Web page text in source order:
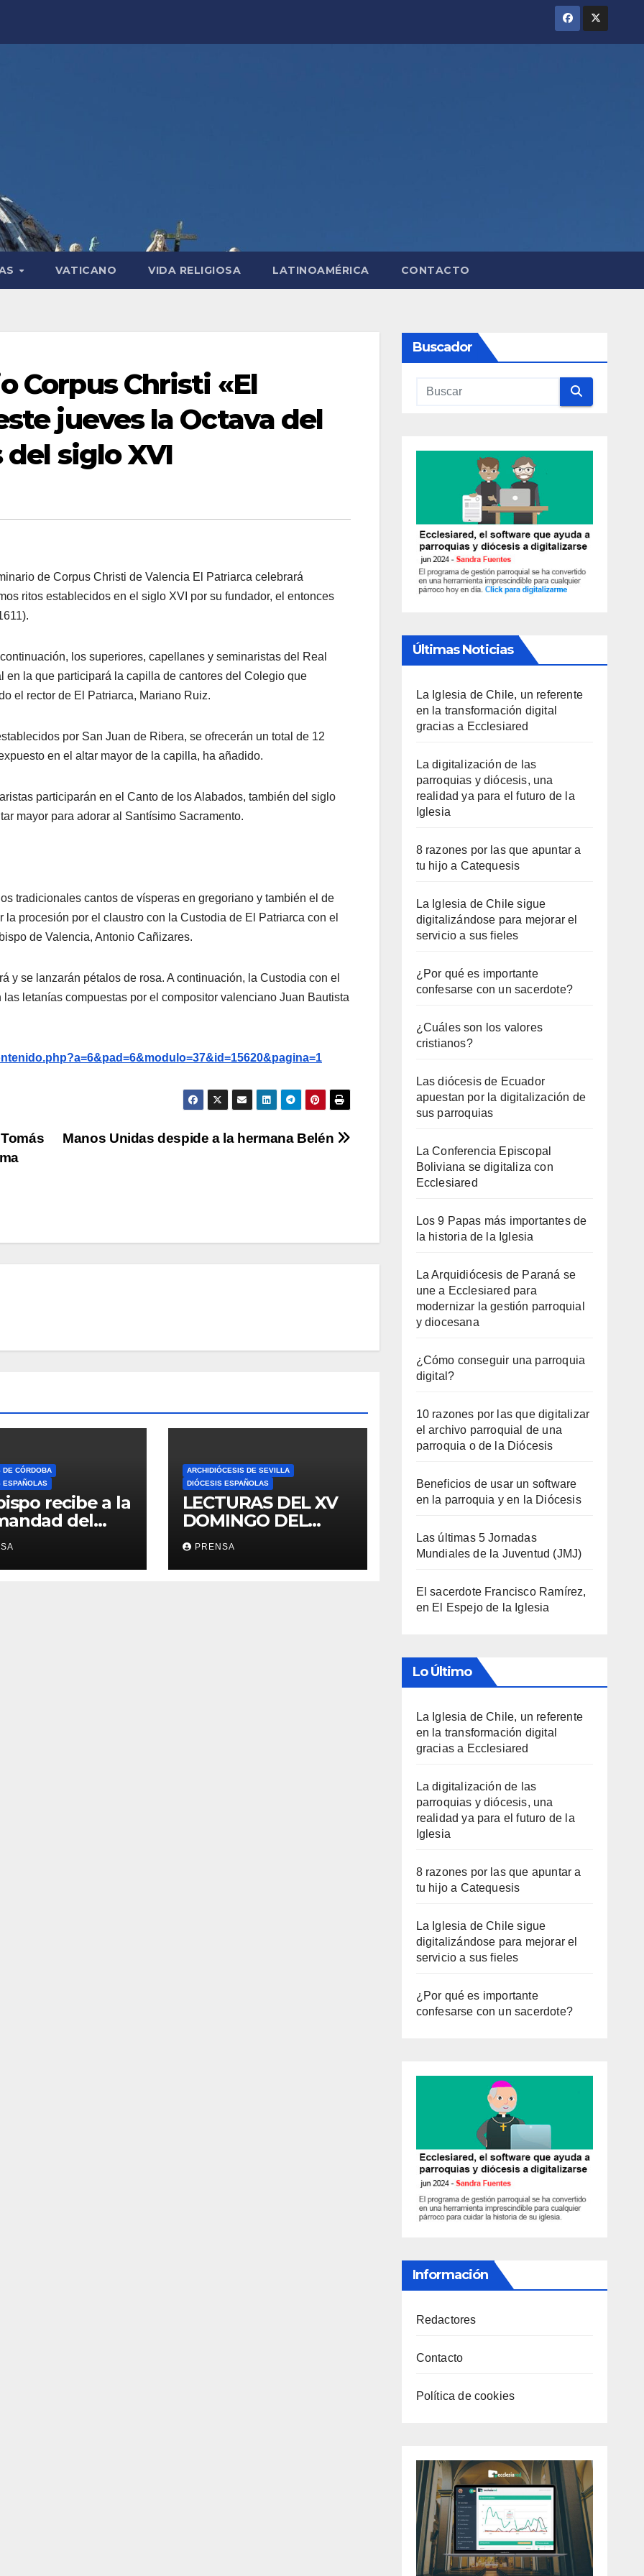
VATICANO VIDA RELIGIOSA LATINOAMÉRICA CONTACTO
Corpus Christi «El
jueves la Octava del
siglo XVI
de Corpus Christi de Valencia El Patriarca celebrará
ritos establecidos en el siglo XVI por su fundador, el entonces
los superiores, capellanes y seminaristas del Real
la que participará la capilla de cantores del Colegio que
el rector de El Patriarca, Mariano Ruiz.
por San Juan de Ribera, se ofrecerán un total de 12
en el altar mayor de la capilla, ha añadido.
participarán en el Canto de los Alabados, también del siglo
mayor para adorar al Santísimo Sacramento.
tradicionales cantos de vísperas en gregoriano y también el de
procesión por el claustro con la Custodia de El Patriarca con el
de Valencia, Antonio Cañizares.
y se lanzarán pétalos de rosa. A continuación, la Custodia con el
letanías compuestas por el compositor valenciano Juan Bautista
Manos Unidas despide a la hermana Belén
DE CÓRDOBA
ESPAÑOLAS
recibe a la
del
ARCHIDIÓCESIS DE SEVILLA
DIÓCESIS ESPAÑOLAS
LECTURAS DEL XV
DOMINGO DEL
TIEMPO
ORDINARIO (A)
PRENSA
Buscador
Últimas Noticias
La Iglesia de Chile, un referente
en la transformación digital
gracias a Ecclesiared
La digitalización de las
parroquias y diócesis, una
realidad ya para el futuro de la
Iglesia
8 razones por las que apuntar a
tu hijo a Catequesis
La Iglesia de Chile sigue
digitalizándose para mejorar el
servicio a sus fieles
¿Por qué es importante
confesarse con un sacerdote?
¿Cuáles son los valores
cristianos?
Las diócesis de Ecuador
apuestan por la digitalización de
sus parroquias
La Conferencia Episcopal
Boliviana se digitaliza con
Ecclesiared
Los 9 Papas más importantes de
la historia de la Iglesia
La Arquidiócesis de Paraná se
une a Ecclesiared para
modernizar la gestión parroquial
y diocesana
¿Cómo conseguir una parroquia
digital?
10 razones por las que digitalizar
el archivo parroquial de una
parroquia o de la Diócesis
Beneficios de usar un software
en la parroquia y en la Diócesis
Las últimas 5 Jornadas
Mundiales de la Juventud (JMJ)
El sacerdote Francisco Ramírez,
en El Espejo de la Iglesia
Lo Último
La Iglesia de Chile, un referente
en la transformación digital
gracias a Ecclesiared
La digitalización de las
parroquias y diócesis, una
realidad ya para el futuro de la
Iglesia
8 razones por las que apuntar a
tu hijo a Catequesis
La Iglesia de Chile sigue
digitalizándose para mejorar el
servicio a sus fieles
¿Por qué es importante
confesarse con un sacerdote?
Información
Redactores
Contacto
Política de cookies